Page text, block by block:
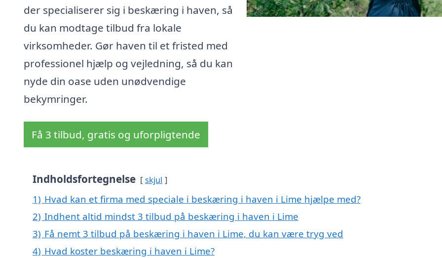
der specialiserer sig i beskæring i haven, så
du kan modtage tilbud fra lokale
virksomheder. Gør haven til et fristed med
professionel hjælp og vejledning, så du kan
nyde din oase uden unødvendige
bekymringer.
Få 3 tilbud, gratis og uforpligtende
Indholdsfortegnelse skjul
1) Hvad kan et firma med speciale i beskæring i haven i Lime hjælpe med?
2) Indhent altid mindst 3 tilbud på beskæring i haven i Lime
3) Få nemt 3 tilbud på beskæring i haven i Lime, du kan være tryg ved
4) Hvad koster beskæring i haven i Lime?